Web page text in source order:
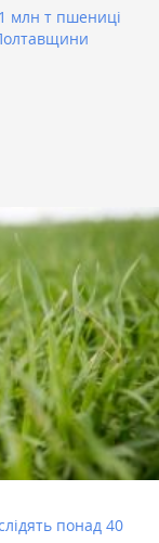
млн т пшениці
понад 40